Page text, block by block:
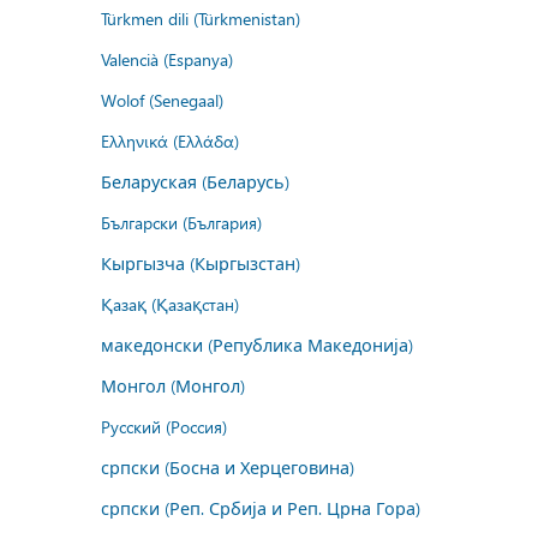
Türkmen dili (Türkmenistan)
Valencià (Espanya)
Wolof (Senegaal)
Ελληνικά (Ελλάδα)
Беларуская (Беларусь)
Български (България)
Кыргызча (Кыргызстан)
Қазақ (Қазақстан)
македонски (Република Македонија)
Монгол (Монгол)
Русский (Россия)
српски (Босна и Херцеговина)
српски (Реп. Србија и Реп. Црна Гора)